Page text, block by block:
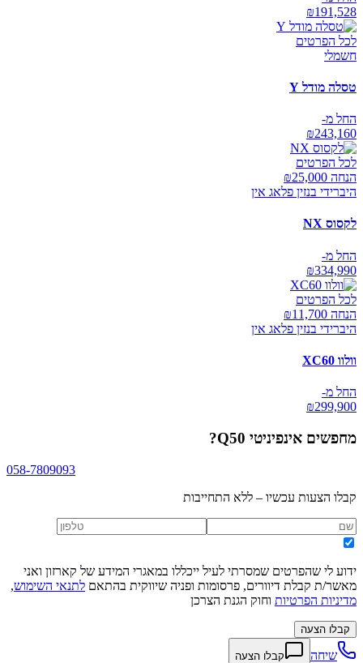
₪191,528
לכל הפרטים
חשמלי
טסלה מודל Y
החל מ-
₪243,160
לכל הפרטים
הנחה ₪ 25,000
היברידי בנזין פלאג אין
לקסוס NX
החל מ-
₪334,990
לכל הפרטים
הנחה ₪ 11,700
היברידי בנזין פלאג אין
וולוו XC60
החל מ-
₪299,900
מחפשים אינפיניטי Q50 ?
058-7809093
קבלו הצעות עכשיו – ללא התחייבות
ידוע לי שהפרטים שמסרתי לעיל ייכללו במאגרי המידע של קארזון ואני
מאשר/ת קבלת דיוורים, פרסומות ופניה שיווקית בהתאם לתנאי השימוש,
מדיניות הפרטיות וחוק הגנת הצרכן
קבלו הצעה
שיחה קבלו הצעה